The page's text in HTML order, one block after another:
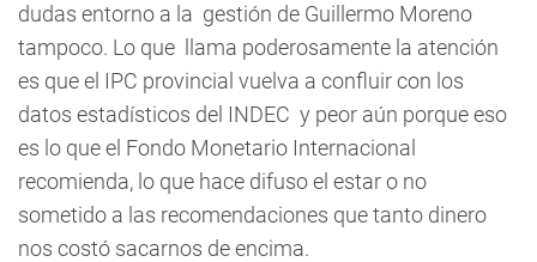
dudas entorno a la gestión de Guillermo Moreno
tampoco. Lo que llama poderosamente la atención
es que el IPC provincial vuelva a confluir con los
datos estadísticos del INDEC y peor aún porque eso
es lo que el Fondo Monetario Internacional
recomienda, lo que hace difuso el estar o no
sometido a las recomendaciones que tanto dinero
nos costó sacarnos de encima.